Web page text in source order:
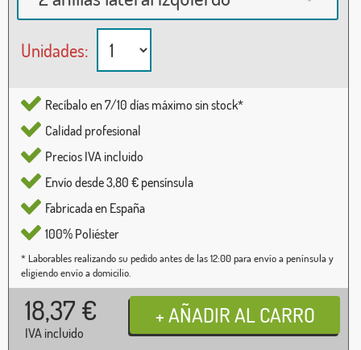
Unidades:
Recíbalo en 7/10 días máximo sin stock*
Calidad profesional
Precios IVA incluido
Envío desde 3,80 € pensínsula
Fabricada en España
100% Poliéster
* Laborables realizando su pedido antes de las 12:00 para envío a península y
eligiendo envío a domicilio.
18,37 €
IVA incluido